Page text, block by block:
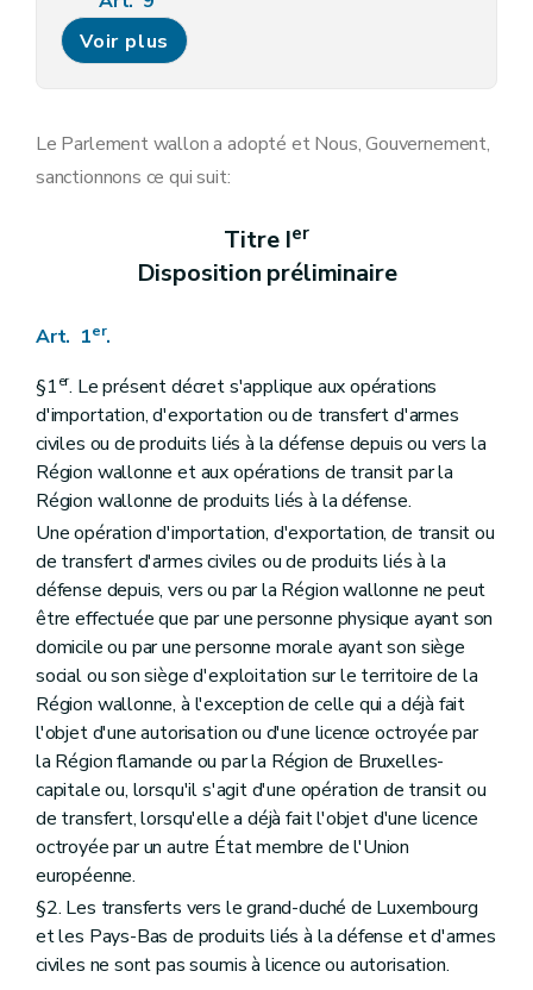
Chapitre IV
Art. 10
Art. 11
Titre IV Autres dispositions
Chapitre I er
Les licences
Les licences d'importation depuis l'hors-UE et les certificats internationaux d'importation
Art. 15
Chapitre II
Titre V Dispositions générales et finales
Chapitre I
De la limitation, de la suspension et du retrait des licences
Art. 18
Chapitre II De la Commission d'avis
Art. 19
Chapitre III Sanctions
Art. 20
Chapitre IV Dispositions diverses
Art. 21
Art. 22
Art. 23
Art. 24
Art. 25
Chapitre V Dispositions abrogatoires et finales
Art. 26
Art. 27
Voir plus
Le Parlement wallon a adopté et Nous, Gouvernement,
sanctionnons ce qui suit:
Titre Ier
Disposition préliminaire
Art. 1er.
§1er. Le présent décret s'applique aux opérations
d'importation, d'exportation ou de transfert d'armes
civiles ou de produits liés à la défense depuis ou vers la
Région wallonne et aux opérations de transit par la
Région wallonne de produits liés à la défense.
Une opération d'importation, d'exportation, de transit ou
de transfert d'armes civiles ou de produits liés à la
défense depuis, vers ou par la Région wallonne ne peut
être effectuée que par une personne physique ayant son
domicile ou par une personne morale ayant son siège
social ou son siège d'exploitation sur le territoire de la
Région wallonne, à l'exception de celle qui a déjà fait
l'objet d'une autorisation ou d'une licence octroyée par
la Région flamande ou par la Région de Bruxelles-
capitale ou, lorsqu'il s'agit d'une opération de transit ou
de transfert, lorsqu'elle a déjà fait l'objet d'une licence
octroyée par un autre État membre de l'Union
européenne.
§2. Les transferts vers le grand-duché de Luxembourg
et les Pays-Bas de produits liés à la défense et d'armes
civiles ne sont pas soumis à licence ou autorisation.